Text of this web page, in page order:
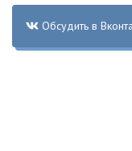
Обсудить в